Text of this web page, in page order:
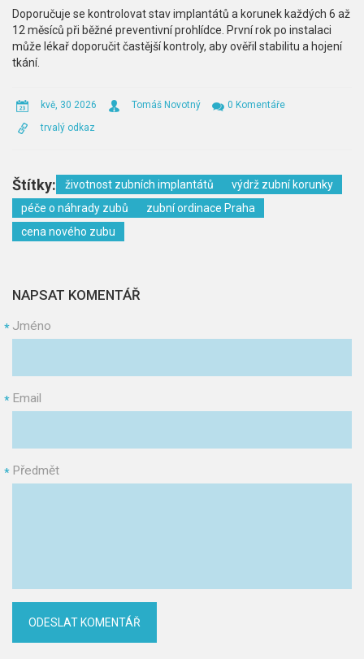
Doporučuje se kontrolovat stav implantátů a korunek každých 6 až
12 měsíců při běžné preventivní prohlídce. První rok po instalaci
může lékař doporučit častější kontroly, aby ověřil stabilitu a hojení
tkání.
kvě, 30 2026 Tomáš Novotný
0 Komentáře
trvalý odkaz
Štítky: životnost zubních implantátů
výdrž zubní korunky
péče o náhrady zubů
zubní ordinace Praha
cena nového zubu
NAPSAT KOMENTÁŘ
Jméno
*
Email
*
Předmět
*